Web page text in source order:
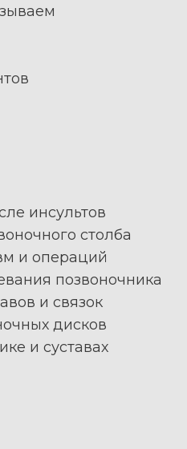
инсультов
столба
и операций
позвоночника
и связок
дисков
и суставах